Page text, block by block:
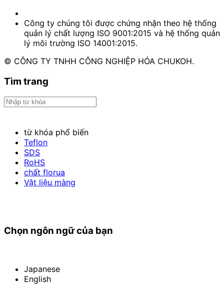
Công ty chúng tôi được chứng nhận theo hệ thống
quản lý chất lượng ISO 9001:2015 và hệ thống quản
lý môi trường ISO 14001:2015.
© CÔNG TY TNHH CÔNG NGHIỆP HÓA CHUKOH.
Tìm trang
từ khóa phổ biến
Teflon
SDS
RoHS
chất florua
Vật liệu màng
Chọn ngôn ngữ của bạn
Japanese
English